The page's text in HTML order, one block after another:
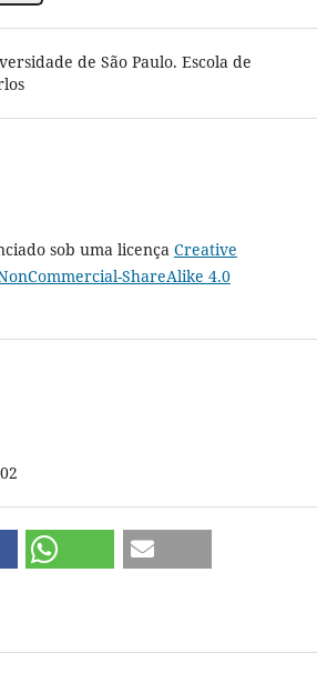
de São Paulo. Escola de
sob uma licença Creative
ShareAlike 4.0